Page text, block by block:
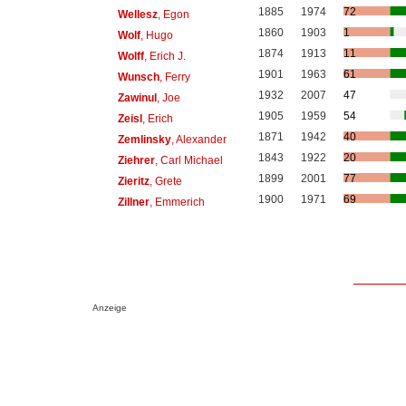
Wellesz, Egon 1885 1974
72
Wolf, Hugo 1860 1903
1
Wolff, Erich J. 1874 1913
11
Wunsch, Ferry 1901 1963
61
Zawinul, Joe 1932 2007
47
Zeisl, Erich 1905 1959
54
Zemlinsky, Alexander 1871 1942
40
Ziehrer, Carl Michael 1843 1922
20
Zieritz, Grete 1899 2001
77
Zillner, Emmerich 1900 1971 69
Anzeige